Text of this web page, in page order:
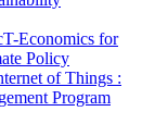
Economics for
Policy
of Things :
Program